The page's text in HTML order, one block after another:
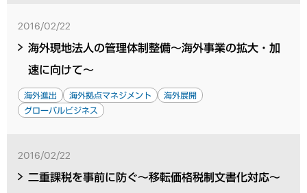
2016/02/22
海外現地法人の管理体制整備～海外事業の拡大・加
速に向けて～
海外進出 海外拠点マネジメント
海外展開
グローバルビジネス
2016/02/22
二重課税を事前に防ぐ～移転価格税制文書化対応～